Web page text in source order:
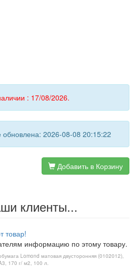
: 17/08/2026.
2026-08-08 20:15:22
Добавить в Корзину
клиенты...
товар!
информацию по этому товару.
Lomond матовая двусторонняя (0102012),
170 г/ м2, 100 л.